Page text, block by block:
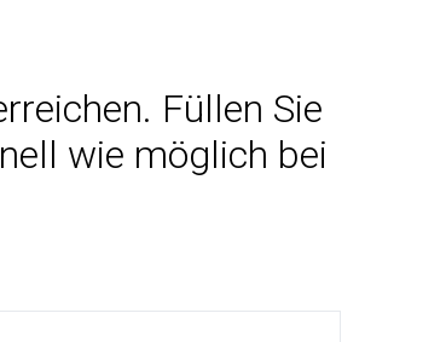
Füllen Sie
wie möglich bei